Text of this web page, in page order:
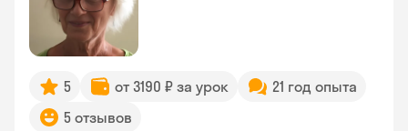
5 от 3190 ₽ за урок
21 год опыта
5 отзывов